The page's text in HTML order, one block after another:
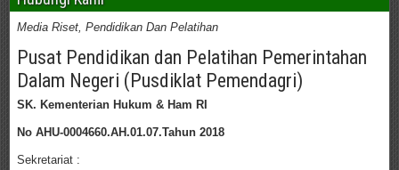
Media Riset, Pendidikan Dan Pelatihan
Pusat Pendidikan dan Pelatihan Pemerintahan
Dalam Negeri (Pusdiklat Pemendagri)
SK. Kementerian Hukum & Ham RI
No AHU-0004660.AH.01.07.Tahun 2018
Sekretariat :